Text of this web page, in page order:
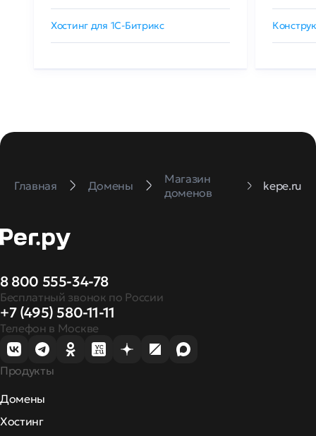
Хостинг для 1C-Битрикс
Главная Домены
Магазин
доменов
kepe.ru
8 800 555-34-78
Бесплатный звонок по России
+7 (495) 580-11-11
Телефон в Москве
Продукты
Домены
Хостинг